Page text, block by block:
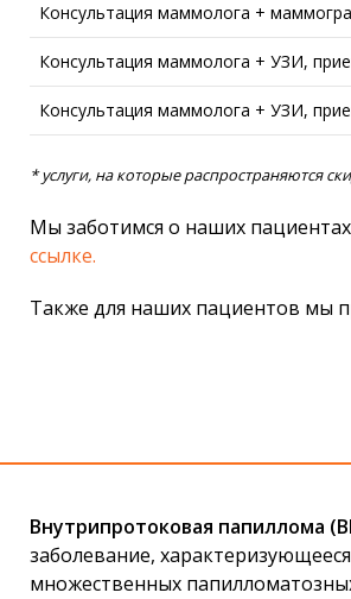
Консультация маммолога +
Консультация маммолога + УЗИ,
Консультация маммолога + УЗИ,
* услуги, на которые распространяются
Мы заботимся о наших
ссылке.
Также для наших пациентов мы
Внутрипротоковая папиллома
заболевание,
множественных